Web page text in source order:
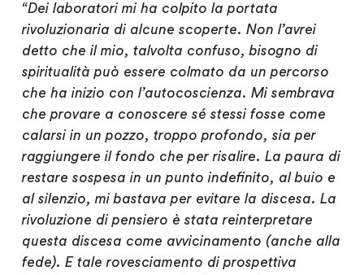
“Dei laboratori mi ha colpito la portata
rivoluzionaria di alcune scoperte. Non l’avrei
detto che il mio, talvolta confuso, bisogno di
spiritualità può essere colmato da un percorso
che ha inizio con l’autocoscienza. Mi sembrava
che provare a conoscere sé stessi fosse come
calarsi in un pozzo, troppo profondo, sia per
raggiungere il fondo che per risalire. La paura di
restare sospesa in un punto indefinito, al buio e
al silenzio, mi bastava per evitare la discesa. La
rivoluzione di pensiero è stata reinterpretare
questa discesa come avvicinamento (anche alla
fede). E tale rovesciamento di prospettiva